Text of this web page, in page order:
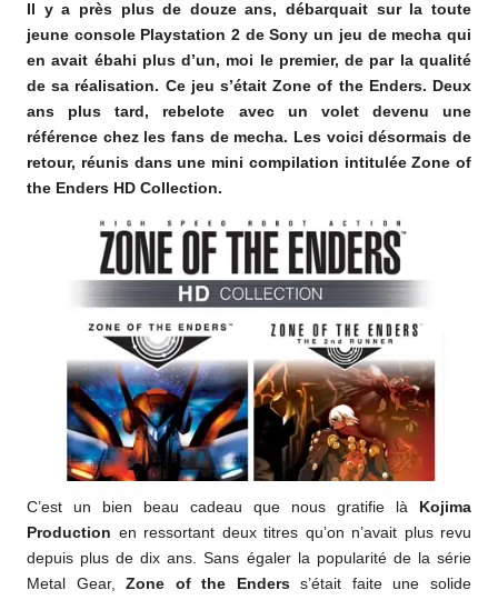
o
m
Il y a près plus de douze ans, débarquait sur la toute
jeune console Playstation 2 de Sony un jeu de mecha qui
en avait ébahi plus d’un, moi le premier, de par la qualité
de sa réalisation. Ce jeu s’était Zone of the Enders. Deux
ans plus tard, rebelote avec un volet devenu une
référence chez les fans de mecha. Les voici désormais de
retour, réunis dans une mini compilation intitulée Zone of
the Enders HD Collection.
C’est un bien beau cadeau que nous gratifie là
Kojima
Production en ressortant deux titres qu’on n’avait plus revu
depuis plus de dix ans. Sans égaler la popularité de la série
Metal Gear,Zone of the Enderss’était faite une solide